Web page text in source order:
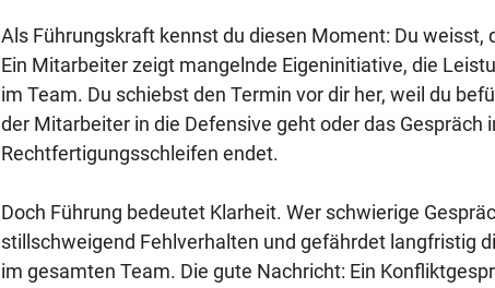
Als Führungskraft kennst du diesen Moment: Du weisst,
Ein Mitarbeiter zeigt mangelnde Eigeninitiative, die
im Team. Du schiebst den Termin vor dir her, weil du
der Mitarbeiter in die Defensive geht oder das Gespräch
Rechtfertigungsschleifen endet.
Doch Führung bedeutet Klarheit. Wer schwierige
stillschweigend Fehlverhalten und gefährdet langfristig
im gesamten Team. Die gute Nachricht: Ein